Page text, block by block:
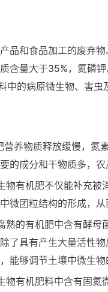
品和食品加工的废弃
含量大于35%，氮磷
的病原微生物、害
营养物质释放缓慢，
的成分和干物质多，农
物有机肥不仅能补充
微团粒结构的形成，
熟的有机肥中含有酵
了具有产生大量活性
够调节土壤中微生
物有机肥料中含有固